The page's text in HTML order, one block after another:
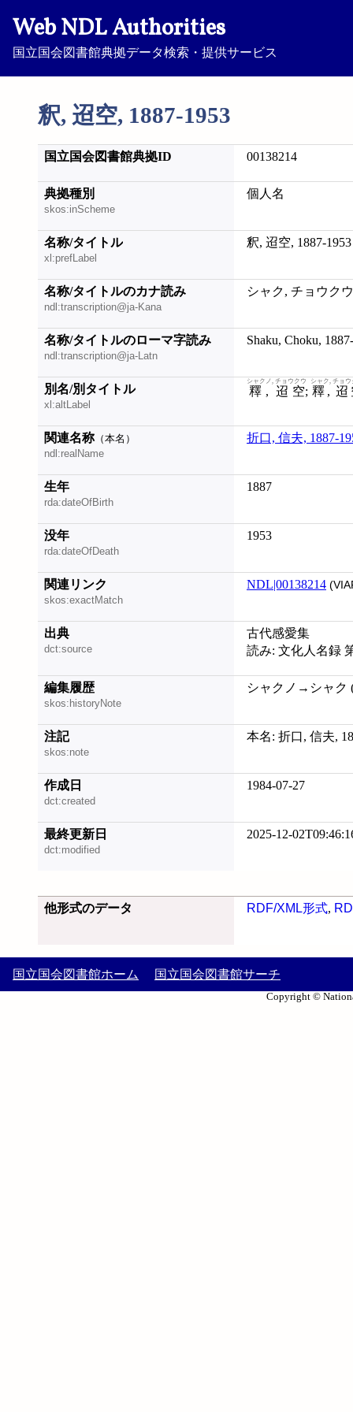
Web NDL Authorities
国立国会図書館典拠データ検索・提供サービス
釈, 迢空, 1887-1953
国立国会図書館典拠ID 00138214
典拠種別
skos:inScheme
個人名
名称/タイトル
xl:prefLabel
釈, 迢空, 1887-1953
名称/タイトルのカナ読み
ndl:transcription@ja-Kana
シャク, チョウク
名称/タイトルのローマ字読み
ndl:transcription@ja-Latn
Shaku, Choku,
別名/別タイトル
xl:altLabel
釋, 迢空
シャクノ, チョウクウ
; 釋, 迢
シャク, チョウ
関連名称（本名）
ndl:realName
折口, 信夫, 1887-
生年
rda:dateOfBirth
1887
没年
rda:dateOfDeath
1953
関連リンク
skos:exactMatch
NDL|00138214
出典
dct:source
古代感愛集
読み: 文化人名録
編集履歴
skos:historyNote
シャクノ→シャク
注記
skos:note
本名: 折口, 信夫,
作成日
dct:created
1984-07-27
最終更新日
dct:modified
2025-12-
他形式のデータ RDF/XML形式,
国立国会図書館ホーム 国立国会図書館サーチ
Copyright ©